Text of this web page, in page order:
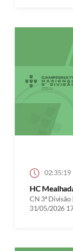
02:35:19
HC
CN 3ª Divisão
31/05/2026